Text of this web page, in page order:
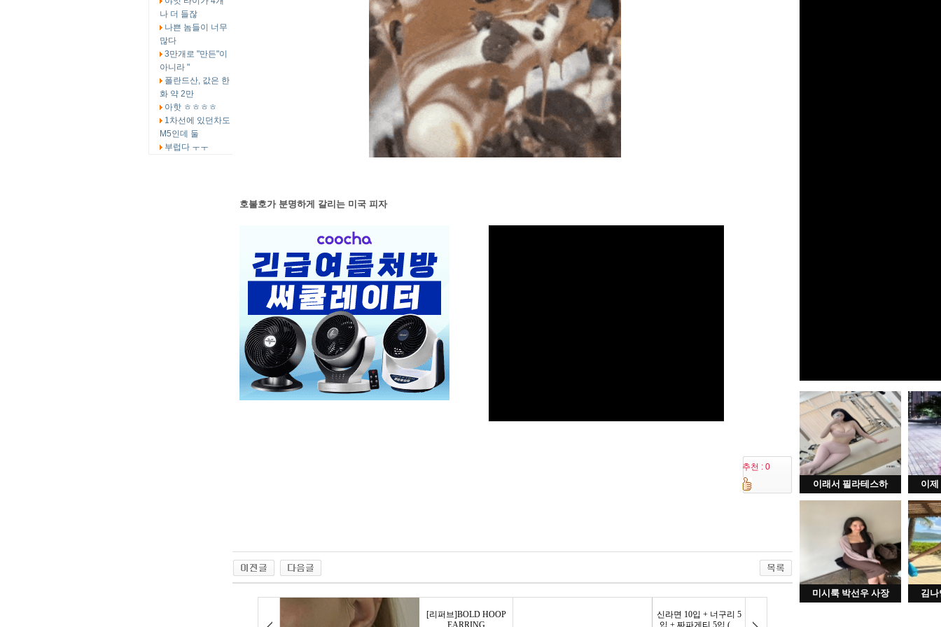
이래서 필라테스하 이제
미시룩 박선우 사장 김나
나 더 들잖
나쁜 놈들이 너무
많다
3만개로 "만든"이
아니라 "
폴란드산, 값은 한
화 약 2만
아핫 ㅎㅎㅎㅎ
1차선에 있던차도
M5인데 둘
부럽다 ㅜㅜ
호불호가 분명하게 갈리는 미국 피자
추천 : 0